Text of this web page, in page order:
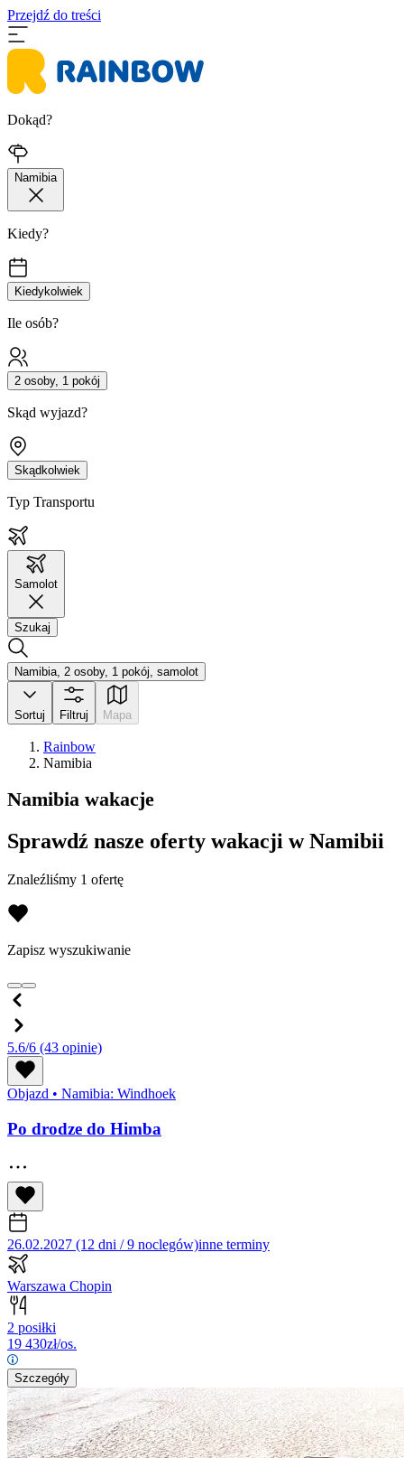
Przejdź do treści
Dokąd?
Namibia
Kiedy?
Kiedykolwiek
Ile osób?
2 osoby, 1 pokój
Skąd wyjazd?
Skądkolwiek
Typ Transportu
Samolot
Szukaj
Namibia, 2 osoby, 1 pokój, samolot
Sortuj Filtruj Mapa
Rainbow
Namibia
Namibia wakacje
Sprawdź nasze oferty wakacji w Namibii
Znaleźliśmy 1 ofertę
Zapisz wyszukiwanie
5.6/6 (43 opinie)
Objazd • Namibia: Windhoek
Po drodze do Himba
26.02.2027 (12 dni / 9 noclegów)inne terminy
Warszawa Chopin
2 posiłki
19 430zł/os.
Szczegóły